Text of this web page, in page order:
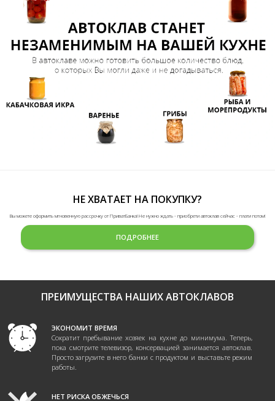
НЕ ХВАТАЕТ НА ПОКУПКУ?
Вы можете оформить мгновенную рассрочку от ПриватБанка! Не нужно ждать - приобрети автоклав сейчас - плати потом!
ПОДРОБНЕЕ
ПРЕИМУЩЕСТВА НАШИХ АВТОКЛАВОВ
ЭКОНОМИТ ВРЕМЯ
Сократит пребывание хозяек на кухне до минимума. Теперь,
пока смотрите телевизор, консервацией занимается автоклав.
Просто загрузите в него банки с продуктом и выставьте режим
работы.
НЕТ РИСКА ОБЖЕЧЬСЯ